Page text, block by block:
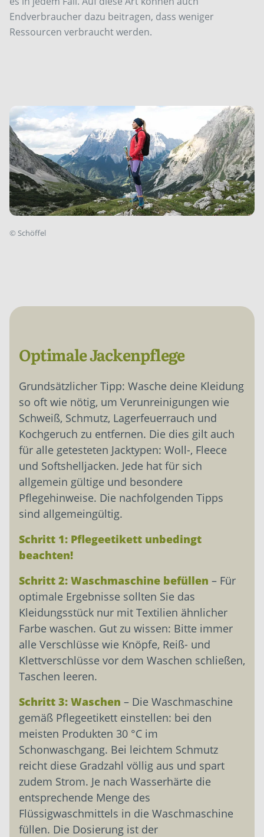
Endverbraucher dazu beitragen, dass weniger
Ressourcen verbraucht werden.
© Schöffel
Optimale Jackenpflege
Grundsätzlicher Tipp: Wasche deine Kleidung
so oft wie nötig, um Verunreinigungen wie
Schweiß, Schmutz, Lagerfeuerrauch und
Kochgeruch zu entfernen. Die dies gilt auch
für alle getesteten Jacktypen: Woll-, Fleece
und Softshelljacken. Jede hat für sich
allgemein gültige und besondere
Pflegehinweise. Die nachfolgenden Tipps
sind allgemeingültig.
Schritt 1: Pflegeetikett unbedingt
beachten!
Schritt 2: Waschmaschine befüllen – Für
optimale Ergebnisse sollten Sie das
Kleidungsstück nur mit Textilien ähnlicher
Farbe waschen. Gut zu wissen: Bitte immer
alle Verschlüsse wie Knöpfe, Reiß- und
Klettverschlüsse vor dem Waschen schließen,
Taschen leeren.
Schritt 3: Waschen – Die Waschmaschine
gemäß Pflegeetikett einstellen: bei den
meisten Produkten 30 °C im
Schonwaschgang. Bei leichtem Schmutz
reicht diese Gradzahl völlig aus und spart
zudem Strom. Je nach Wasserhärte die
entsprechende Menge des
Flüssigwaschmittels in die Waschmaschine
füllen. Die Dosierung ist der